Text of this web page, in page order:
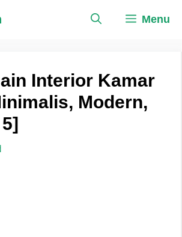
Menu
Interior Kamar
Modern,